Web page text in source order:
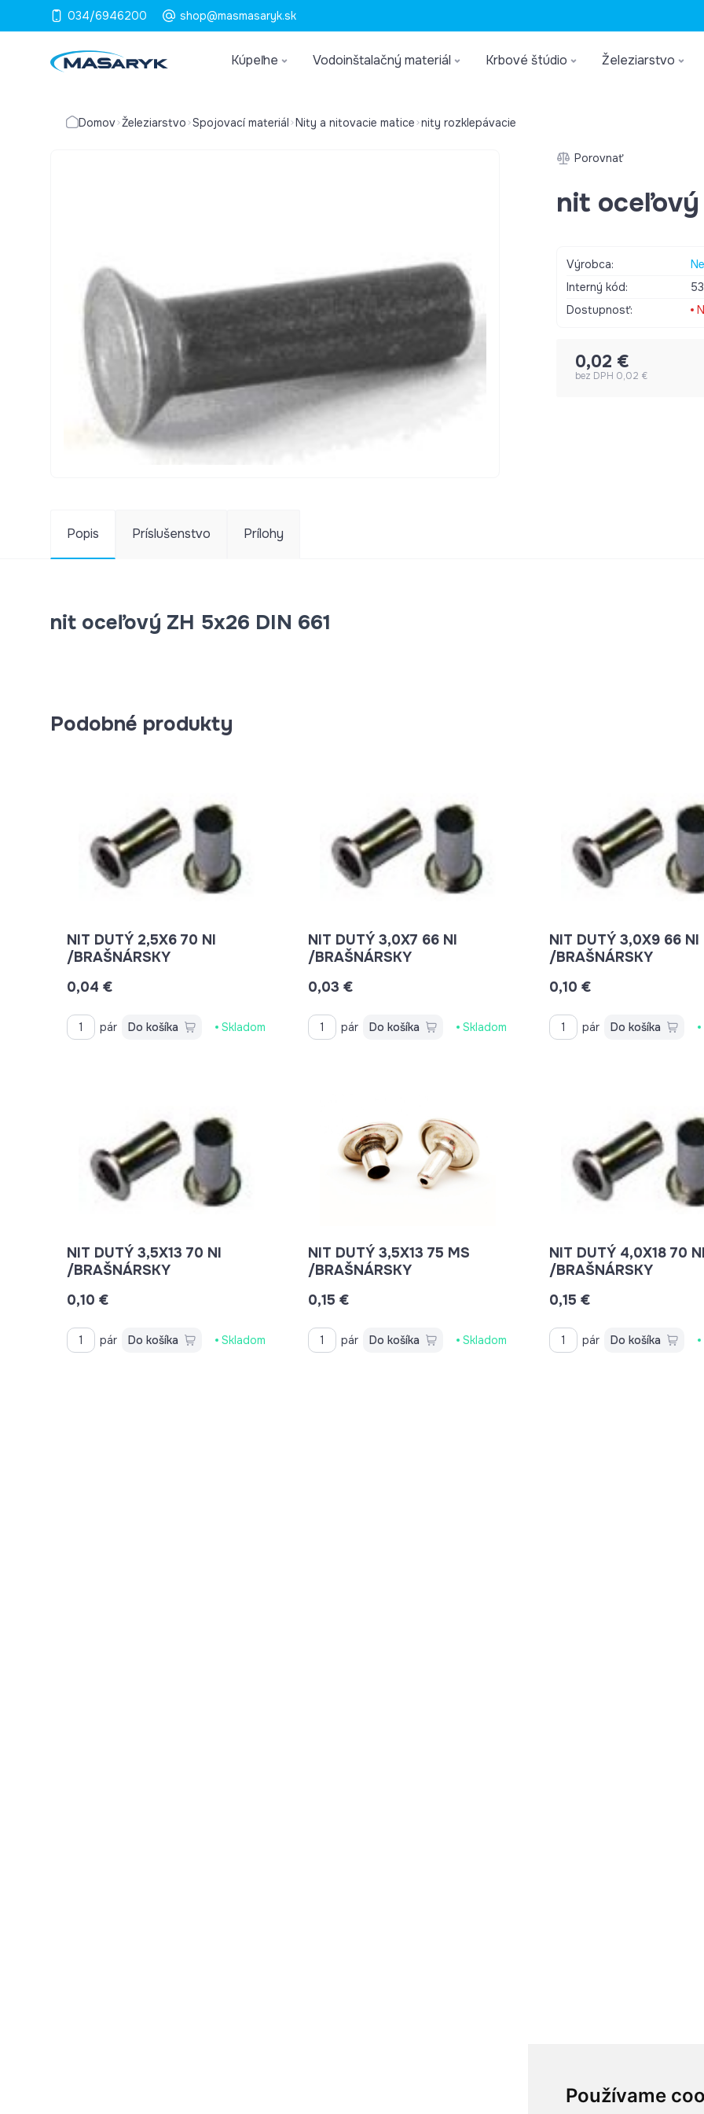
Používame
034/6946200 shop@masmasaryk.sk
Kúpeľne Vodoinštalačný materiál Krbové štúdio Železiarstvo
Domov Železiarstvo Spojovací materiál Nity a nitovacie matice nity rozklepávacie
Porovnať
nit oceľový
Výrobca:
Interný kód:
Dostupnosť:
0,02 €
bez DPH 0,02 €
Popis Príslušenstvo Prílohy
nit oceľový ZH 5x26 DIN 661
Podobné produkty
NIT DUTÝ 2,5X6 70 NI
/BRAŠNÁRSKY
0,04 €
pár Do košíka Skladom
NIT DUTÝ 3,0X7 66 NI
/BRAŠNÁRSKY
0,03 €
pár Do košíka Skladom
NIT DUTÝ 3,0X9 66 NI
/BRAŠNÁRSKY
0,10 €
pár Do košíka
NIT DUTÝ 3,5X13 70 NI
/BRAŠNÁRSKY
0,10 €
pár Do košíka Skladom
NIT DUTÝ 3,5X13 75 MS
/BRAŠNÁRSKY
0,15 €
pár Do košíka Skladom
NIT DUTÝ 4,0X18 70
/BRAŠNÁRSKY
0,15 €
pár Do košíka